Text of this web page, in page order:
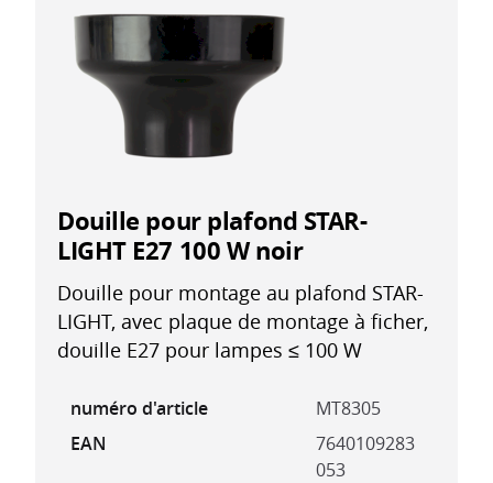
Douille pour plafond STAR-
LIGHT E27 100 W noir
Douille pour montage au plafond STAR-
LIGHT, avec plaque de montage à ficher,
douille E27 pour lampes ≤ 100 W
numéro d'article
MT8305
EAN
7640109283
053